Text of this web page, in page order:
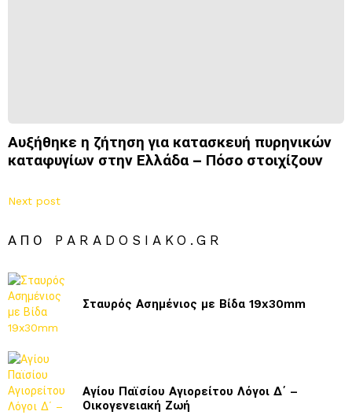
Αυξήθηκε η ζήτηση για κατασκευή πυρηνικών
καταφυγίων στην Ελλάδα – Πόσο στοιχίζουν
Next post
ΑΠΌ PARADOSIAKO.GR
Σταυρός Ασημένιος με Βίδα 19x30mm
Αγίου Παϊσίου Αγιορείτου Λόγοι Δ΄ –
Οικογενειακή Ζωή